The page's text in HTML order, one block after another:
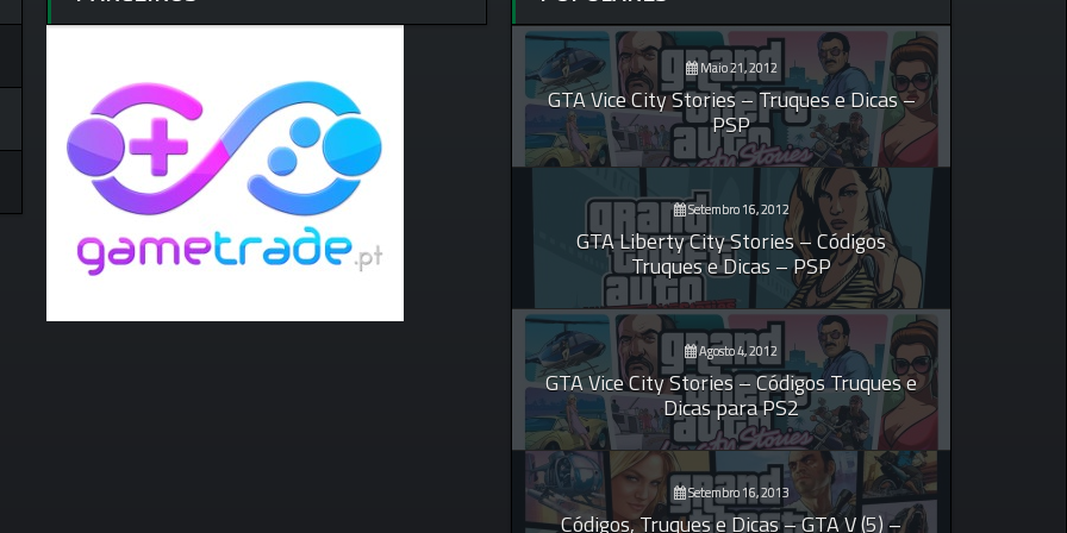
Maio 21, 2012
GTA Vice City Stories – Truques e Dicas –
PSP
Setembro 16, 2012
GTA Liberty City Stories – Códigos
Truques e Dicas – PSP
Agosto 4, 2012
GTA Vice City Stories – Códigos Truques e
Dicas para PS2
Setembro 16, 2013
Códigos, Truques e Dicas – GTA V (5) –